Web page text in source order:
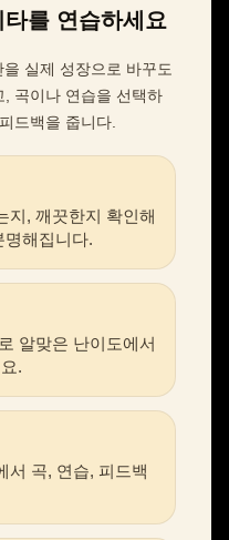
를 연습하세요
실제 성장으로 바꾸도
곡이나 연습을 선택하
드백을 줍니다.
지, 깨끗한지 확인해
명해집니다.
알맞은 난이도에서
.
서 곡, 연습, 피드백